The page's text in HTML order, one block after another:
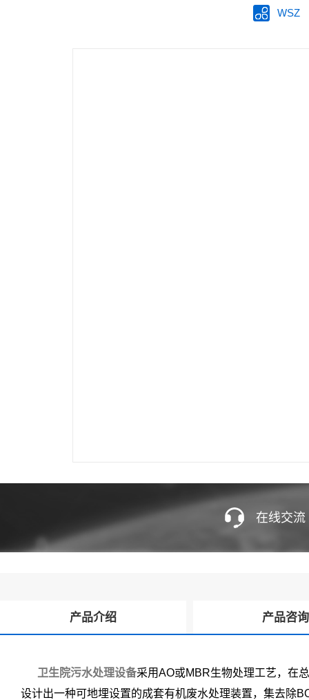
WSZ
在线交流
产品介绍 产品咨询
卫生院污水处理设备采用AO或MBR生物处理工艺，在
设计出一种可地埋设置的成套有机废水处理装置，集去除